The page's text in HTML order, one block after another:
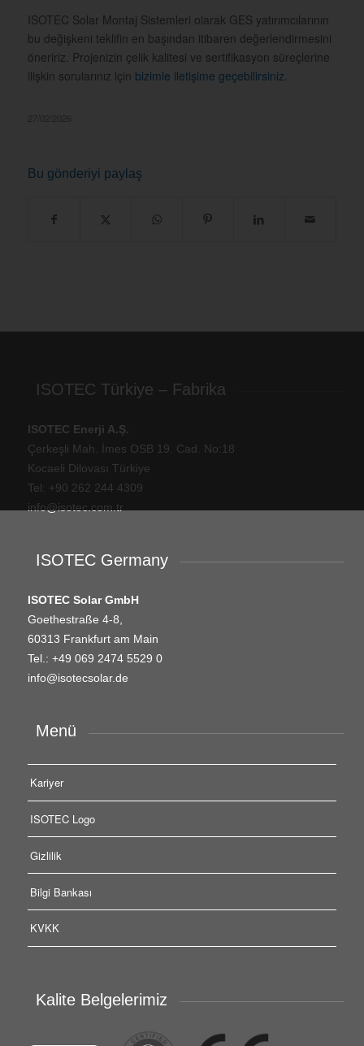
ISOTEC Solar Montaj Sistemleri olarak GES yatırımcılarının
bu değişkeni teklifin en başından itibaren değerlendirmesini
öneririz. Projenizin çelik kalitesi ve sertifikasyon süreçlerine
ilişkin sorularınız için bizimle iletişime geçebilirsiniz
Bu gönderiyi paylaş
ISOTEC Türkiye – Fabrika
ISOTEC Enerji A.Ş.
Çerkeşli Mah. İmes OSB 19. Cad. No:18
Kocaeli Dilovası Türkiye
Tel: +90 262 244 4309
info@isotec.com.tr
ISOTEC Germany
ISOTEC Solar GmbH
Goethestraße 4-8,
60313 Frankfurt am Main
Tel.: +49 069 2474 5529 0
info@isotecsolar.de
Menü
Kariyer
ISOTEC Logo
Gizlilik
Bilgi Bankası
KVKK
Kalite Belgelerimiz